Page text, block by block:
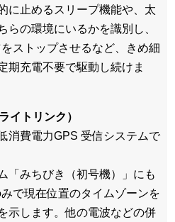
に⽌めるスリープ機能や、太
らの環境にいるかを識別し、
ストップさせるなど、きめ細
期充電不要で駆動し続けま
イトリンク）
消費電⼒GPS 受信システムで
「みちびき（初号機）」にも
で現在位置のタイムゾーンを
⽰します。他の電波などの併